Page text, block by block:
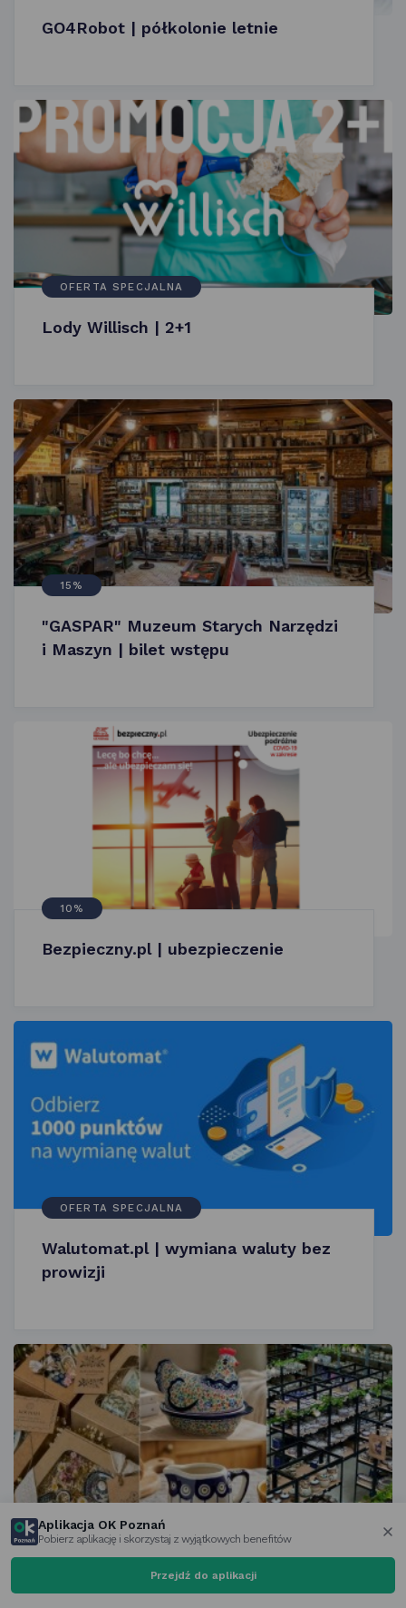
GO4Robot | półkolonie letnie
OFERTA SPECJALNA
Lody Willisch | 2+1
15%
"GASPAR" Muzeum Starych Narzędzi
i Maszyn | bilet wstępu
10%
Bezpieczny.pl | ubezpieczenie
OFERTA SPECJALNA
Walutomat.pl | wymiana waluty bez
prowizji
5%
Strefa Bolesławiec | asortyment
sklepu stacjonarnego
Aplikacja OK Poznań
Pobierz aplikację i skorzystaj z wyjątkowych benefitów
Przejdź do aplikacji